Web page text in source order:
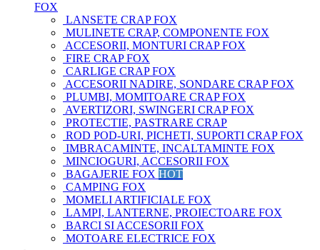
FOX
LANSETE CRAP FOX
MULINETE CRAP, COMPONENTE FOX
ACCESORII, MONTURI CRAP FOX
FIRE CRAP FOX
CARLIGE CRAP FOX
ACCESORII NADIRE, SONDARE CRAP FOX
PLUMBI, MOMITOARE CRAP FOX
AVERTIZORI, SWINGERI CRAP FOX
PROTECTIE, PASTRARE CRAP
ROD POD-URI, PICHETI, SUPORTI CRAP FOX
IMBRACAMINTE, INCALTAMINTE FOX
MINCIOGURI, ACCESORII FOX
BAGAJERIE FOX HOT
CAMPING FOX
MOMELI ARTIFICIALE FOX
LAMPI, LANTERNE, PROIECTOARE FOX
BARCI SI ACCESORII FOX
MOTOARE ELECTRICE FOX